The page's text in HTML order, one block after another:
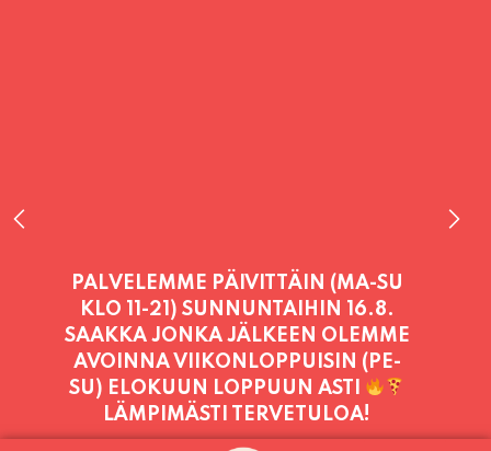
PALVELEMME TÄNÄÄN:
TORSTAI 11:00 - 21:00
PALVELEMME PÄIVITTÄIN (MA-SU
KLO 11-21) SUNNUNTAIHIN 16.8.
SAAKKA JONKA JÄLKEEN OLEMME
AVOINNA VIIKONLOPPUISIN (PE-